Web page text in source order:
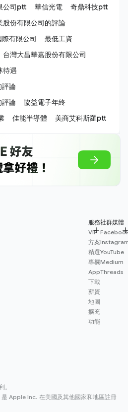
公司ptt 華信光電
奇鼎科技ptt
股份有限公司的評論
有限公司
最低工資
台灣大昌華嘉股份有限公司
待遇
評論
評論
協益電子年終
佳能半導體 美商艾科斯羅ptt
服務
VIP
方案
精選
專欄
App
下載
薪資
地圖
擴充
功能
社群媒體
YouTube
Medium
Threads
Apple Inc. 在美國及其他國家和地區註冊